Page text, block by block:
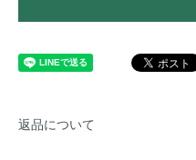
返品について